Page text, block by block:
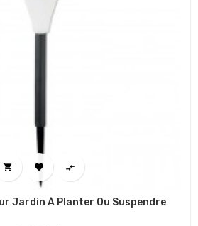
  
Jardin À Planter Ou Suspendre